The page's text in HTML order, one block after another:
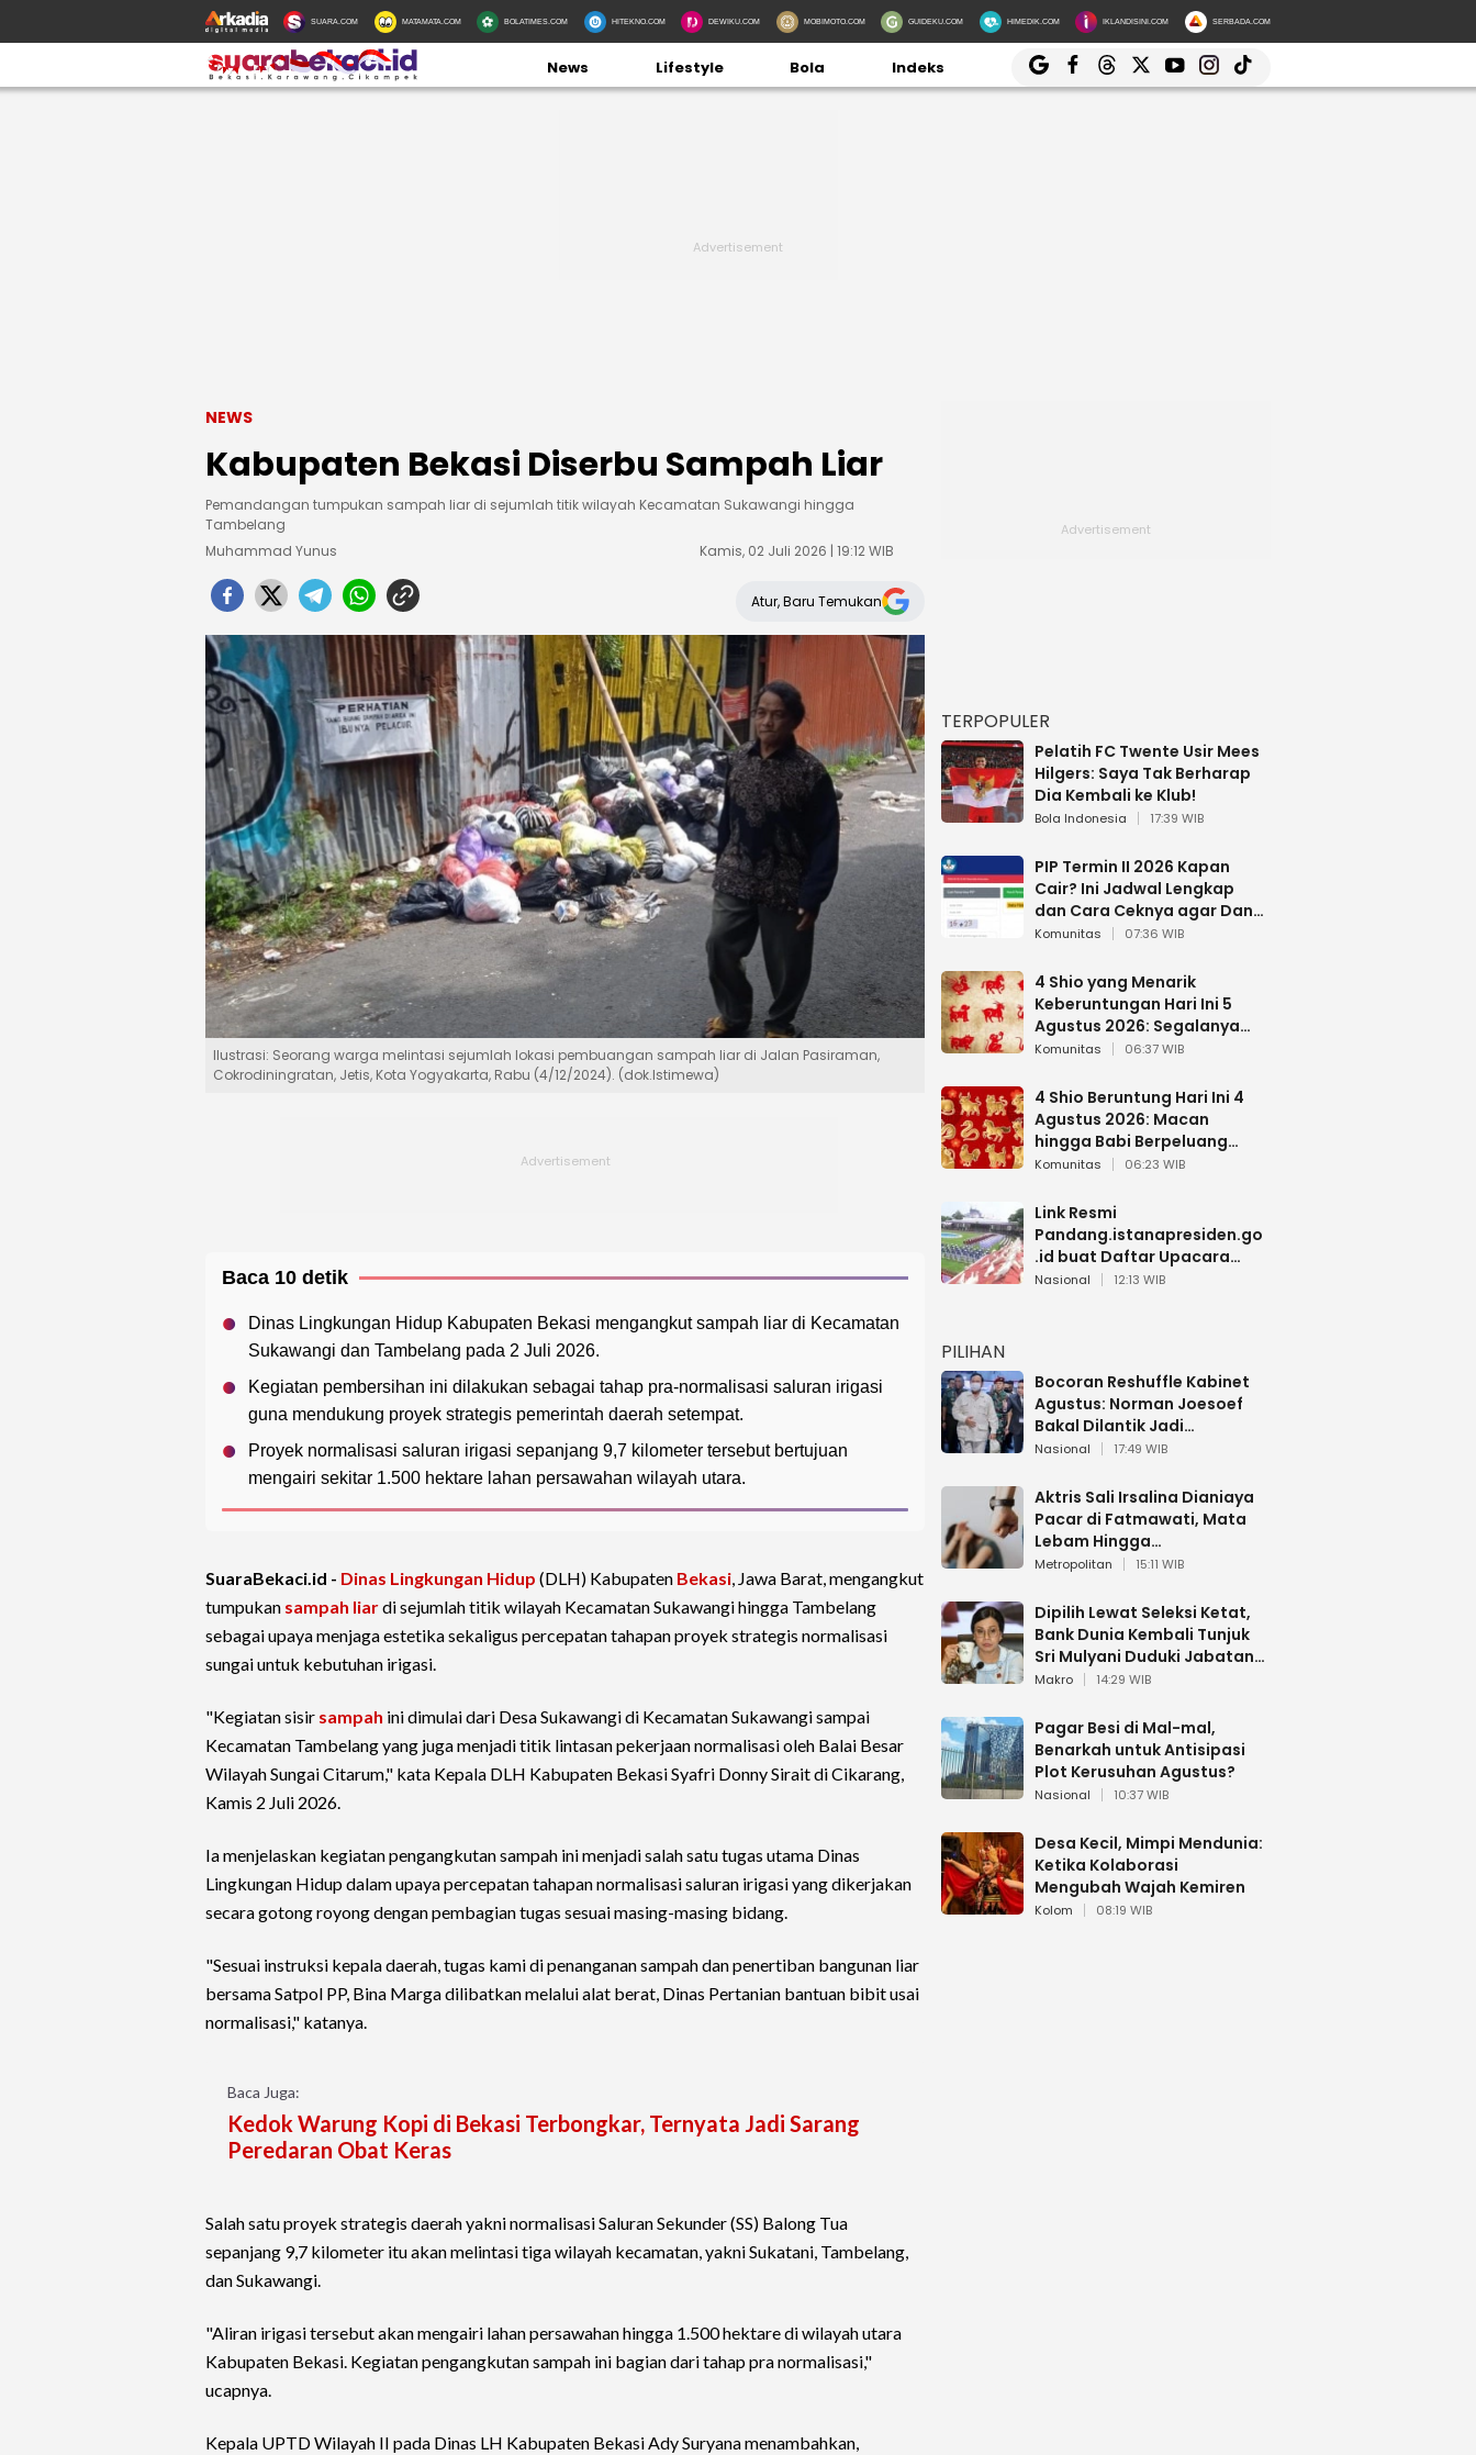
SUARA.COM MATAMATA.COM BOLATIMES.COM HITEKNO.COM DEWIKU.COM MOBIMOTO.COM GUIDEKU.COM HIMEDIK.COM IKLANDISINI.COM SERBADA.COM
News Lifestyle Bola Indeks
NEWS
Kabupaten Bekasi Diserbu Sampah Liar
Pemandangan tumpukan sampah liar di sejumlah titik wilayah Kecamatan Sukawangi hingga
Tambelang
Muhammad Yunus
Kamis, 02 Juli 2026 | 19:12 WIB
Atur, Baru Temukan
Ilustrasi: Seorang warga melintasi sejumlah lokasi pembuangan sampah liar di Jalan Pasiraman,
Cokrodiningratan, Jetis, Kota Yogyakarta, Rabu (4/12/2024). (dok.Istimewa)
Baca 10 detik
Dinas Lingkungan Hidup Kabupaten Bekasi mengangkut sampah liar di Kecamatan
Sukawangi dan Tambelang pada 2 Juli 2026.
Kegiatan pembersihan ini dilakukan sebagai tahap pra-normalisasi saluran irigasi
guna mendukung proyek strategis pemerintah daerah setempat.
Proyek normalisasi saluran irigasi sepanjang 9,7 kilometer tersebut bertujuan
mengairi sekitar 1.500 hektare lahan persawahan wilayah utara.
SuaraBekaci.id - Dinas Lingkungan Hidup (DLH) Kabupaten Bekasi, Jawa Barat, mengangkut
tumpukan sampah liardi sejumlah titik wilayah Kecamatan Sukawangi hingga Tambelang
sebagai upaya menjaga estetika sekaligus percepatan tahapan proyek strategis normalisasi
sungai untuk kebutuhan irigasi.
"Kegiatan sisir sampah ini dimulai dari Desa Sukawangi di Kecamatan Sukawangi sampai
Kecamatan Tambelang yang juga menjadi titik lintasan pekerjaan normalisasi oleh Balai Besar
Wilayah Sungai Citarum," kata Kepala DLH Kabupaten Bekasi Syafri Donny Sirait di Cikarang,
Kamis 2 Juli 2026.
Ia menjelaskan kegiatan pengangkutan sampah ini menjadi salah satu tugas utama Dinas
Lingkungan Hidup dalam upaya percepatan tahapan normalisasi saluran irigasi yang dikerjakan
secara gotong royong dengan pembagian tugas sesuai masing-masing bidang.
"Sesuai instruksi kepala daerah, tugas kami di penanganan sampah dan penertiban bangunan liar
bersama Satpol PP, Bina Marga dilibatkan melalui alat berat, Dinas Pertanian bantuan bibit usai
normalisasi," katanya.
Baca Juga:
Kedok Warung Kopi di Bekasi Terbongkar, Ternyata Jadi Sarang
Peredaran Obat Keras
Salah satu proyek strategis daerah yakni normalisasi Saluran Sekunder (SS) Balong Tua
sepanjang 9,7 kilometer itu akan melintasi tiga wilayah kecamatan, yakni Sukatani, Tambelang,
dan Sukawangi.
"Aliran irigasi tersebut akan mengairi lahan persawahan hingga 1.500 hektare di wilayah utara
Kabupaten Bekasi. Kegiatan pengangkutan sampah ini bagian dari tahap pra normalisasi,"
ucapnya.
Kepala UPTD Wilayah II pada Dinas LH Kabupaten Bekasi Ady Suryana menambahkan,
TERPOPULER
Pelatih FC Twente Usir Mees
Hilgers: Saya Tak Berharap
Dia Kembali ke Klub!
Bola Indonesia 17:39 WIB
PIP Termin II 2026 Kapan
Cair? Ini Jadwal Lengkap
dan Cara Ceknya agar Dana
Tidak Hangus!
Komunitas 07:36 WIB
4 Shio yang Menarik
Keberuntungan Hari Ini 5
Agustus 2026: Segalanya
Berjalan Lancar
Komunitas 06:37 WIB
4 Shio Beruntung Hari Ini 4
Agustus 2026: Macan
hingga Babi Berpeluang
Dapat Kabar Baik
Komunitas 06:23 WIB
Link Resmi
Pandang.istanapresiden.go
.id buat Daftar Upacara
Bendera HUT RI di Istana
Nasional 12:13 WIB
PILIHAN
Bocoran Reshuffle Kabinet
Agustus: Norman Joesoef
Bakal Dilantik Jadi
Wamenhan RI
Nasional 17:49 WIB
Aktris Sali Irsalina Dianiaya
Pacar di Fatmawati, Mata
Lebam Hingga
Diselamatkan Polantas
Metropolitan 15:11 WIB
Dipilih Lewat Seleksi Ketat,
Bank Dunia Kembali Tunjuk
Sri Mulyani Duduki Jabatan
Strategis
Makro 14:29 WIB
Pagar Besi di Mal-mal,
Benarkah untuk Antisipasi
Plot Kerusuhan Agustus?
Nasional 10:37 WIB
Desa Kecil, Mimpi Mendunia:
Ketika Kolaborasi
Mengubah Wajah Kemiren
Kolom 08:19 WIB